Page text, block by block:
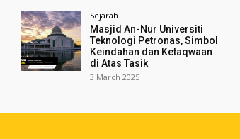
Sejarah
Masjid An-Nur Universiti
Teknologi Petronas, Simbol
Keindahan dan Ketaqwaan
di Atas Tasik
3 March 2025